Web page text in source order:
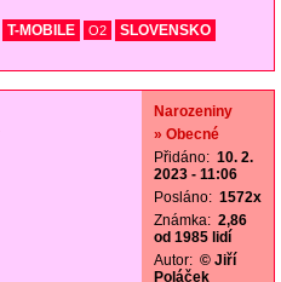
T-MOBILE O2
SLOVENSKO
Narozeniny
» Obecné
Přidáno: 10. 2.
2023 - 11:06
Posláno: 1572x
Známka: 2,86
od 1985 lidí
Autor: © Jiří
Poláček